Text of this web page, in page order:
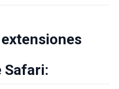
Safari: